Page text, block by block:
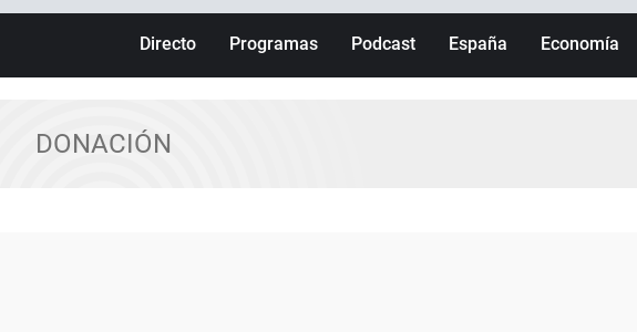
Directo Programas Podcast España Economía
DONACIÓN